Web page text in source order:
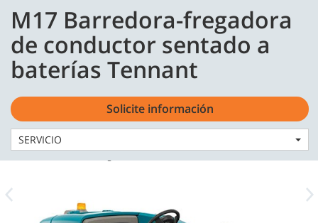
content
navigation
menu
Español - ES
Home Máquinas
M17 Barredora-fregadora
de conductor sentado a
baterías Tennant
Solicite información
SERVICIO